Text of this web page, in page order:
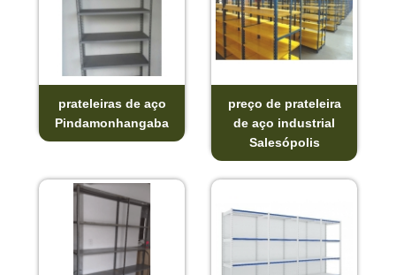
prateleiras de aço
Pindamonhangaba
preço de prateleira
de aço industrial
Salesópolis